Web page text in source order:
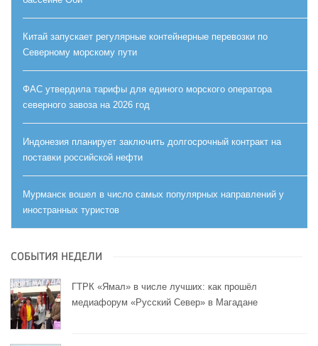
Китай запускает регулярные контейнерные перевозки по
Северному морскому пути
ФАС утвердила тарифы для единого морского оператора
северного завоза на 2026 год
Индонезия планирует заключить долгосрочный контракт на
поставки российской нефти
Мурманск вошел в число самых популярных направлений у
иностранных туристов
СОБЫТИЯ НЕДЕЛИ
ГТРК «Ямал» в числе лучших: как прошёл
медиафорум «Русский Север» в Магадане